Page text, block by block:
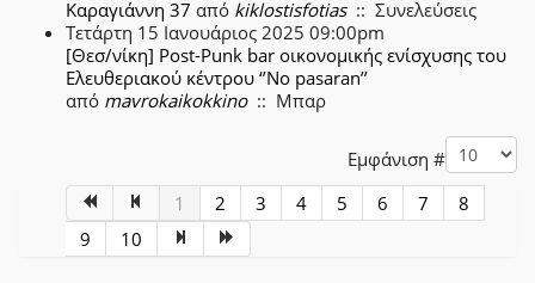
Καραγιάννη 37 από kiklostisfotias:: Συνελεύσεις
Τετάρτη 15 Ιανουάριος 2025 09:00pm
[Θεσ/νίκη] Post-Punk bar οικονομικής ενίσχυσης του
Ελευθεριακού κέντρου ‘’No pasaran’’
από mavrokaikokkino:: Μπαρ
Εμφάνιση #
1
2 3 4 5 6 7
8
9
10